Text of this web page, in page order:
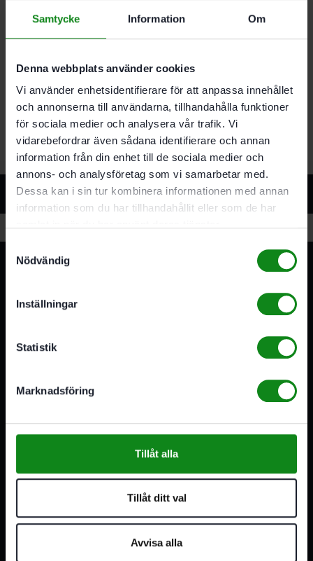
Samtycke Information Om
Denna webbplats använder cookies
Vi använder enhetsidentifierare för att anpassa innehållet
och annonserna till användarna, tillhandahålla funktioner
för sociala medier och analysera vår trafik. Vi
vidarebefordrar även sådana identifierare och annan
information från din enhet till de sociala medier och
annons- och analysföretag som vi samarbetar med.
Dessa kan i sin tur kombinera informationen med annan
information som du har tillhandahållit eller som de har
Nödvändig
Inställningar
Statistik
Marknadsföring
Tillåt alla
Tillåt ditt val
Avvisa alla
Egenskaper
Handskyddet skyddar när du arbetar med
Fästs enkelt med extrahandtaget på vinkelslipen
För AGC 18
För säkert arbete med stålborstar
Relaterade produkter
3A Byggdelen
förbrukningsmaterial. Vi har en fysisk butik och
serviceverkstad i Stockholm samt en e-handel för hela
Sverige. Av oss får du professionell service av
medarbetare med gedigen erfarenhet.
Org. nr:
Måndag-Torsdag:
07:00-16:00
07:00-15:00